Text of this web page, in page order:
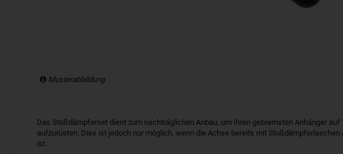
Musterabbildung
Das Stoßdämpferset dient zum nachträglichen Anbau, um Ihren gebremsten Anhänger auf
aufzurüsten. Dies ist jedoch nur möglich, wenn die Achse bereits mit
ist.